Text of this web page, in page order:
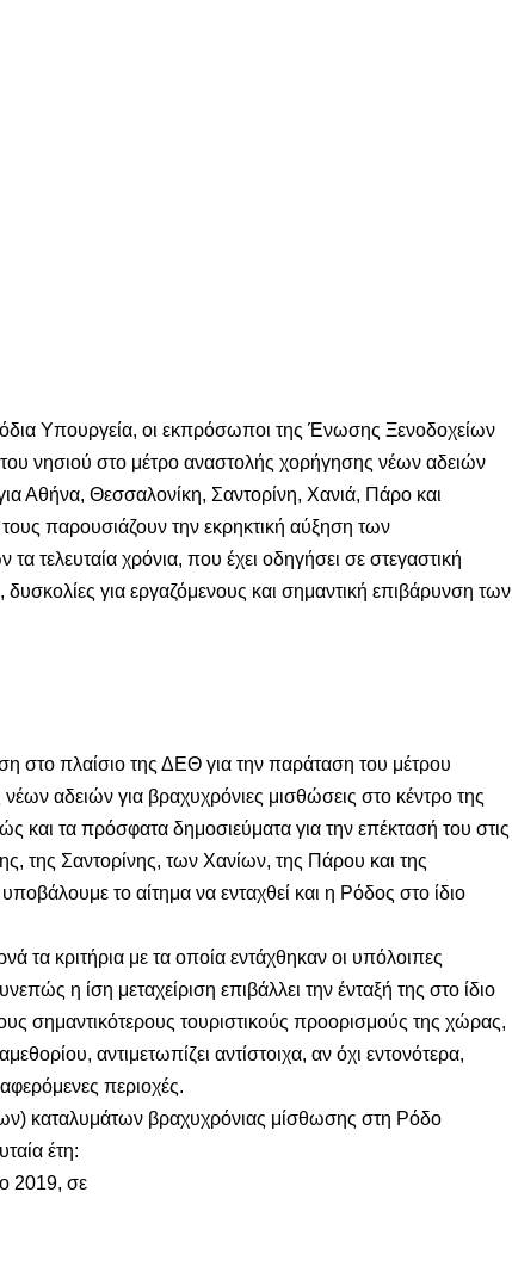
Υπουργεία, οι εκπρόσωποι της Ένωσης Ξενοδοχείων
νησιού στο μέτρο αναστολής χορήγησης νέων αδειών
Αθήνα, Θεσσαλονίκη, Σαντορίνη, Χανιά, Πάρο και
παρουσιάζουν την εκρηκτική αύξηση των
τελευταία χρόνια, που έχει οδηγήσει σε στεγαστική
δυσκολίες για εργαζόμενους και σημαντική επιβάρυνση των
στο πλαίσιο της ΔΕΘ για την παράταση του μέτρου
αδειών για βραχυχρόνιες μισθώσεις στο κέντρο της
και τα πρόσφατα δημοσιεύματα για την επέκτασή του στις
της Σαντορίνης, των Χανίων, της Πάρου και της
το αίτημα να ενταχθεί και η Ρόδος στο ίδιο
τα κριτήρια με τα οποία εντάχθηκαν οι υπόλοιπες
η ίση μεταχείριση επιβάλλει την ένταξή της στο ίδιο
σημαντικότερους τουριστικούς προορισμούς της χώρας,
αντιμετωπίζει αντίστοιχα, αν όχι εντονότερα,
περιοχές.
καταλυμάτων βραχυχρόνιας μίσθωσης στη Ρόδο
έτη:
2019, σε